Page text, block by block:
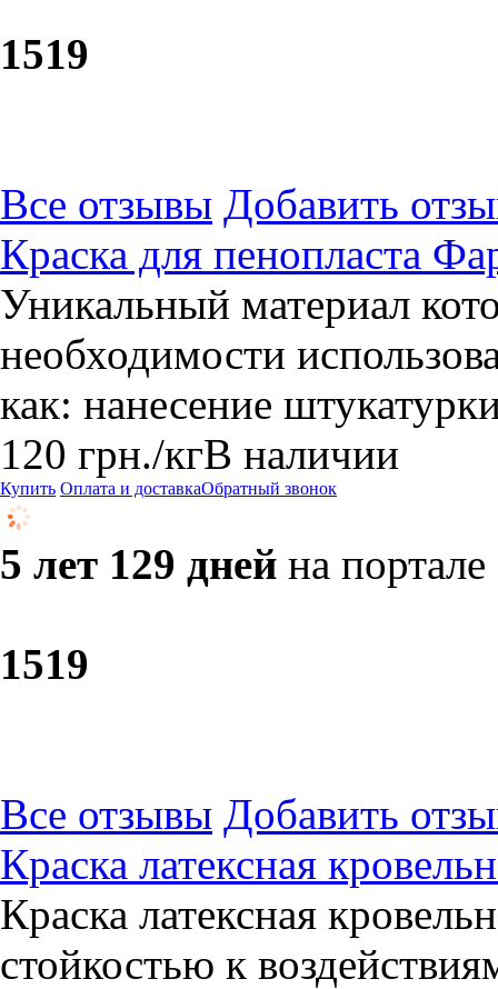
1519
Все отзывы Добавить
Краска для пенопласта
Уникальный материал
необходимости
как: нанесение
120 грн./кгВ наличии
Купить Оплата и доставкаОбратный звонок
5 лет 129 дней на портале
1519
Все отзывы Добавить
Краска латексная
Краска латексная
стойкостью к